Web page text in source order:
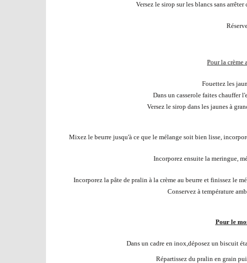
Versez le sirop sur les blancs sans
Pour la crème
Fouettez les
Dans un casserole faites chauffer
Versez le sirop dans les jaunes à
Mixez le beurre jusqu'à ce que le mélange soit bien lisse,
Incorporez ensuite la meringue,
Incorporez la pâte de pralin à la crème au beurre et finissez le
Conservez à température
Pour le
Dans un cadre en inox,déposez un biscuit
Répartissez du pralin en grain